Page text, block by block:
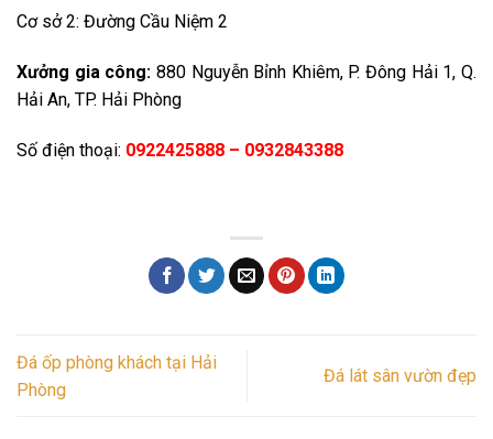
Cơ sở 2: Đường Cầu Niệm 2
Xưởng gia công: 880 Nguyễn Bỉnh Khiêm, P. Đông Hải 1, Q.
Hải An, TP. Hải Phòng
Số điện thoại: 0922425888 – 0932843388
Đá ốp phòng khách tại Hải
Phòng
Đá lát sân vườn đẹp